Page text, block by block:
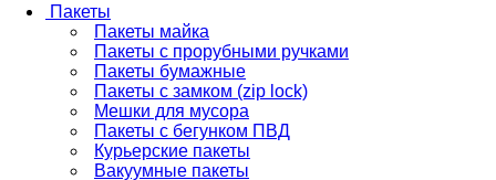
Пакеты
Пакеты майка
Пакеты с прорубными ручками
Пакеты бумажные
Пакеты с замком (zip lock)
Мешки для мусора
Пакеты с бегунком ПВД
Курьерские пакеты
Вакуумные пакеты